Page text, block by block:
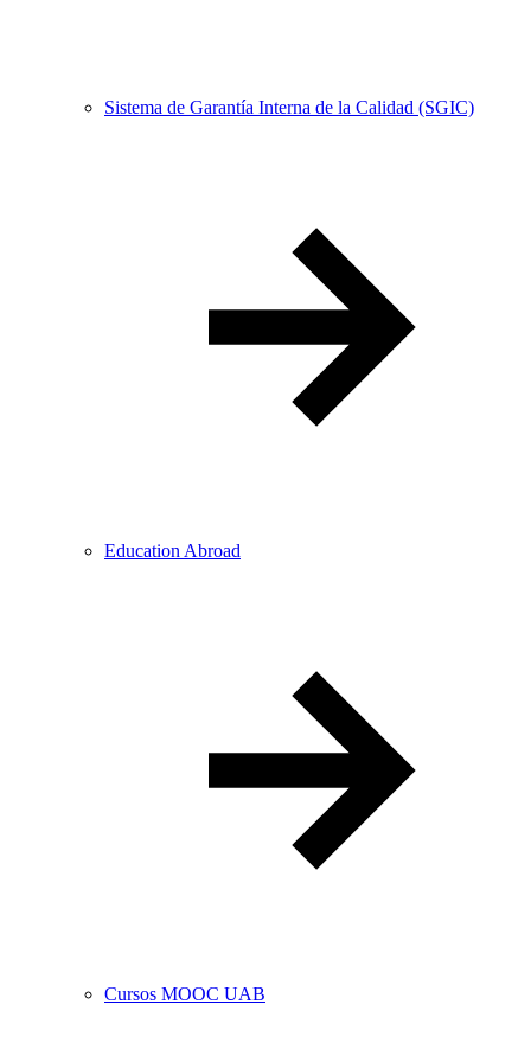
Sistema de Garantía Interna de la Calidad (SGIC)
Education Abroad
Cursos MOOC UAB